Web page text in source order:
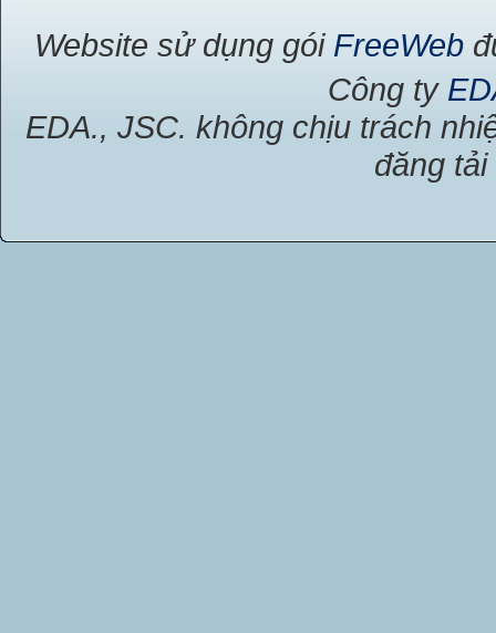
Website sử dụng gói FreeWeb
Công ty
EDA., JSC. không chịu trách
đăng